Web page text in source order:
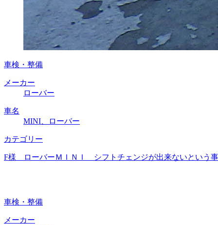
車検・整備
メーカー
ローバー
車名
MINI、ローバー
カテゴリー
F様 ローバーＭＩＮＩ シフトチェンジが出来ないという
車検・整備
メーカー